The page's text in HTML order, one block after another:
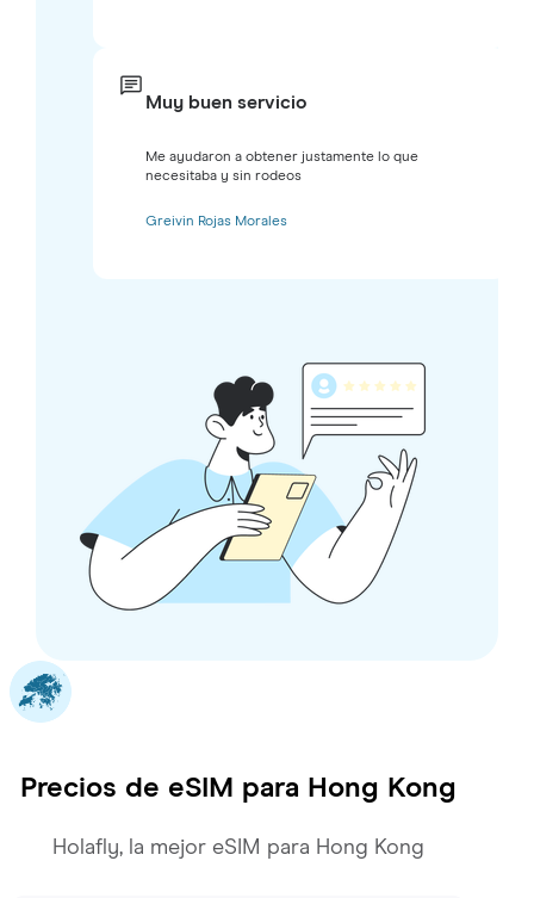
Muy buen servicio
Me ayudaron a obtener justamente lo que
necesitaba y sin rodeos
Greivin Rojas Morales
Precios de eSIM para Hong Kong
Holafly, la mejor eSIM para Hong Kong